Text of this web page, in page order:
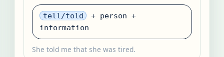
tell/told
+ person +
information
She told me that she was tired.